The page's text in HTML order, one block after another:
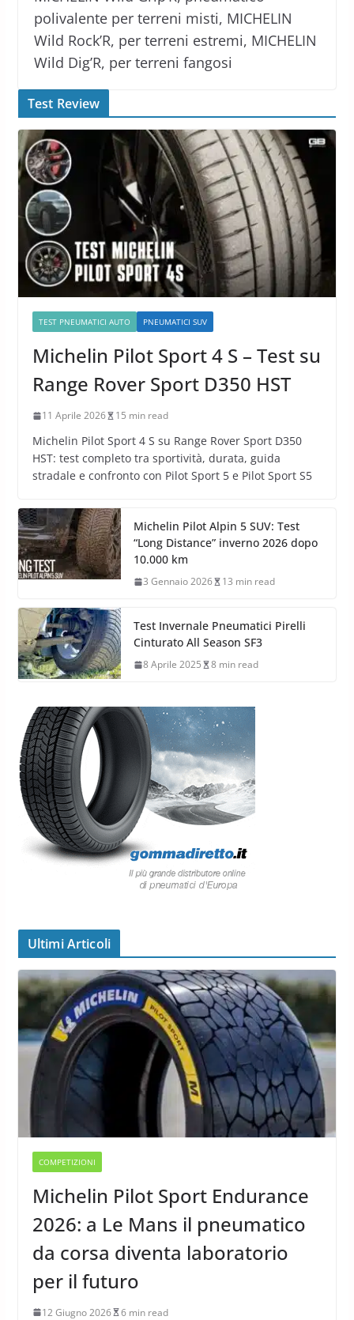
polivalente per terreni misti, MICHELIN
Wild Rock’R, per terreni estremi, MICHELIN
Wild Dig’R, per terreni fangosi
Test Review
TEST PNEUMATICI AUTO PNEUMATICI SUV
Michelin Pilot Sport 4 S – Test su
Range Rover Sport D350 HST
11 Aprile 2026 15 min read
Michelin Pilot Sport 4 S su Range Rover Sport D350
HST: test completo tra sportività, durata, guida
stradale e confronto con Pilot Sport 5 e Pilot Sport S5
Michelin Pilot Alpin 5 SUV: Test
“Long Distance” inverno 2026 dopo
10.000 km
3 Gennaio 2026 13 min read
Test Invernale Pneumatici Pirelli
Cinturato All Season SF3
8 Aprile 2025 8 min read
Ultimi Articoli
COMPETIZIONI
Michelin Pilot Sport Endurance
2026: a Le Mans il pneumatico
da corsa diventa laboratorio
per il futuro
12 Giugno 2026 6 min read